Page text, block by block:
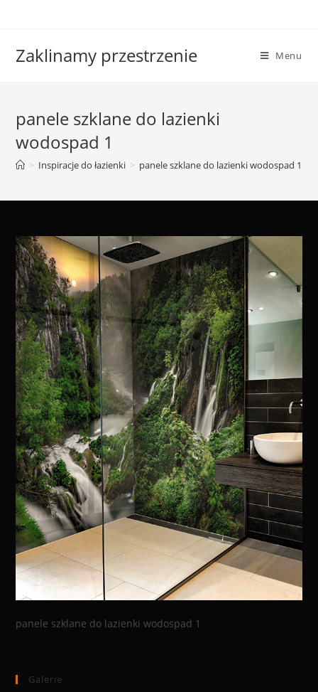
Zaklinamy przestrzenie Menu
panele szklane do lazienki
wodospad 1
> Inspiracje do łazienki > panele szklane do lazienki wodospad 1
panele szklane do lazienki wodospad 1
Galerie